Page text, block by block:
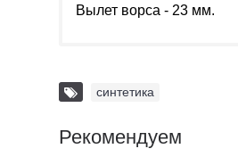
Вылет ворса - 23 мм.
синтетика
Рекомендуем